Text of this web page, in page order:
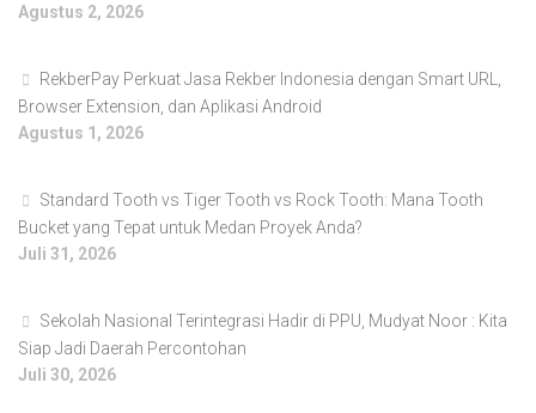
Agustus 2, 2026
RekberPay Perkuat Jasa Rekber Indonesia dengan Smart URL,
Browser Extension, dan Aplikasi Android
Agustus 1, 2026
Standard Tooth vs Tiger Tooth vs Rock Tooth: Mana Tooth
Bucket yang Tepat untuk Medan Proyek Anda?
Juli 31, 2026
Sekolah Nasional Terintegrasi Hadir di PPU, Mudyat Noor : Kita
Siap Jadi Daerah Percontohan
Juli 30, 2026